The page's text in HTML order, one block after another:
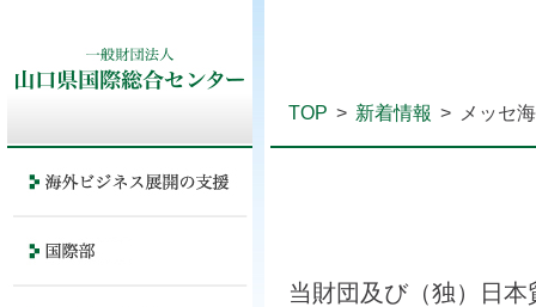
TOP > 新着情報 > メッセ
当財団及び（独）日